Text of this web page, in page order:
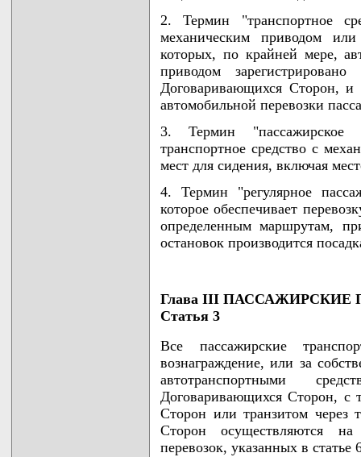
2. Термин "транспортное
механическим приводом
которых, по крайней мере,
приводом
Договаривающихся Сторон, и
автомобильной перевозки
3. Термин "пассажирское
транспортное средство с
мест для сидения, включая
4. Термин "регулярное
которое обеспечивает
определенным маршрутам,
остановок производится
Глава III ПАССАЖИРСКИЕ
Статья 3
Все пассажирские
вознаграждение, или за
автотранспортными
Договаривающихся Сторон, с
Сторон или транзитом через
Сторон осуществляются
перевозок, указанных в